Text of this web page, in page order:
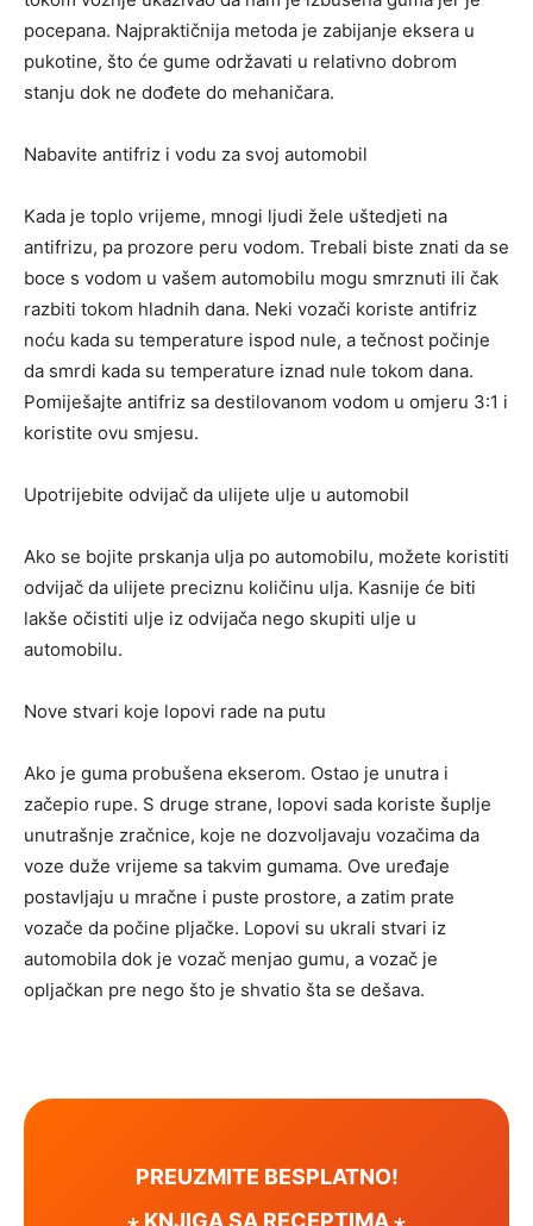
pocepana. Najpraktičnija metoda je zabijanje eksera u
pukotine, što će gume održavati u relativno dobrom
stanju dok ne dođete do mehaničara.
Nabavite antifriz i vodu za svoj automobil
Kada je toplo vrijeme, mnogi ljudi žele uštedjeti na
antifrizu, pa prozore peru vodom. Trebali biste znati da se
boce s vodom u vašem automobilu mogu smrznuti ili čak
razbiti tokom hladnih dana. Neki vozači koriste antifriz
noću kada su temperature ispod nule, a tečnost počinje
da smrdi kada su temperature iznad nule tokom dana.
Pomiješajte antifriz sa destilovanom vodom u omjeru 3:1 i
koristite ovu smjesu.
Upotrijebite odvijač da ulijete ulje u automobil
Ako se bojite prskanja ulja po automobilu, možete koristiti
odvijač da ulijete preciznu količinu ulja. Kasnije će biti
lakše očistiti ulje iz odvijača nego skupiti ulje u
automobilu.
Nove stvari koje lopovi rade na putu
Ako je guma probušena ekserom. Ostao je unutra i
začepio rupe. S druge strane, lopovi sada koriste šuplje
unutrašnje zračnice, koje ne dozvoljavaju vozačima da
voze duže vrijeme sa takvim gumama. Ove uređaje
postavljaju u mračne i puste prostore, a zatim prate
vozače da počine pljačke. Lopovi su ukrali stvari iz
automobila dok je vozač menjao gumu, a vozač je
opljačkan pre nego što je shvatio šta se dešava.
PREUZMITE BESPLATNO!